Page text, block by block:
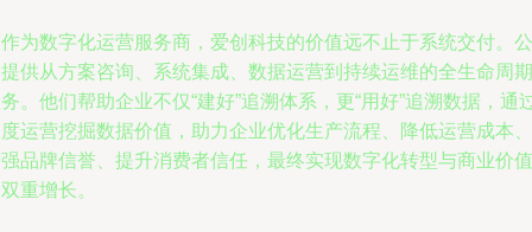
为数字化运营服务商，爱创科技的价值远不止于系统交付。公
供从方案咨询、系统集成、数据运营到持续运维的全生命周期
。他们帮助企业不仅“建好”追溯体系，更“用好”追溯数据，通
运营挖掘数据价值，助力企业优化生产流程、降低运营成本、
品牌信誉、提升消费者信任，最终实现数字化转型与商业价值
重增长。